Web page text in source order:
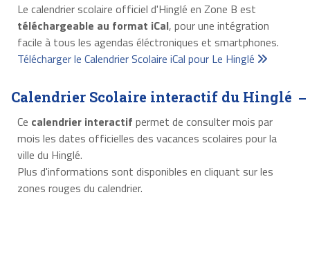
Le calendrier scolaire officiel d'Hinglé en Zone B est
téléchargeable au format iCal, pour une intégration
facile à tous les agendas éléctroniques et smartphones.
Télécharger le Calendrier Scolaire iCal pour Le Hinglé
Calendrier Scolaire interactif du Hinglé
Ce calendrier interactif permet de consulter mois par
mois les dates officielles des vacances scolaires pour la
ville du Hinglé.
Plus d'informations sont disponibles en cliquant sur les
zones rouges du calendrier.